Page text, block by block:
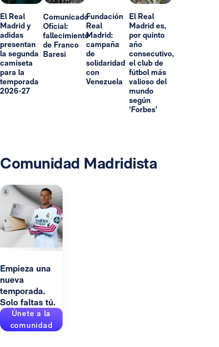
El Real
Madrid y
adidas
presentan
la segunda
camiseta
para la
temporada
2026-27
Comunicado
Oficial:
fallecimiento
de Franco
Baresi
Fundación
Real
Madrid:
campaña
de
solidaridad
con
Venezuela
El Real
Madrid es,
por quinto
año
consecutivo,
el club de
fútbol más
valioso del
mundo
según
‘Forbes’
Comunidad Madridista
Empieza una
nueva
temporada.
Solo faltas tú.
Únete a la
comunidad